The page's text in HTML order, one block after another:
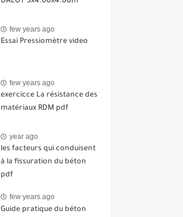
few years ago
Essai Pressiomètre video
few years ago
exercicce La résistance des
matériaux RDM pdf
year ago
les facteurs qui conduisent
à la fissuration du béton
pdf
few years ago
Guide pratique du béton